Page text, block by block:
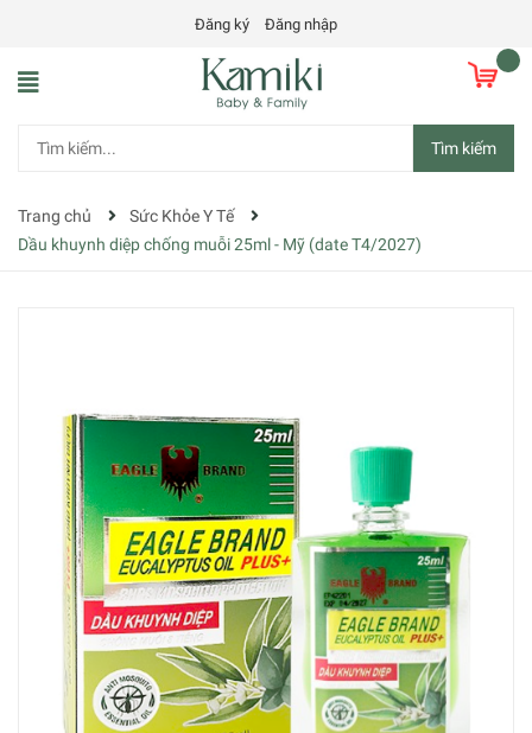
Đăng ký Đăng nhập
Tìm kiếm
Trang chủ
Sức Khỏe Y Tế
Dầu khuynh diệp chống muỗi 25ml - Mỹ (date T4/2027)